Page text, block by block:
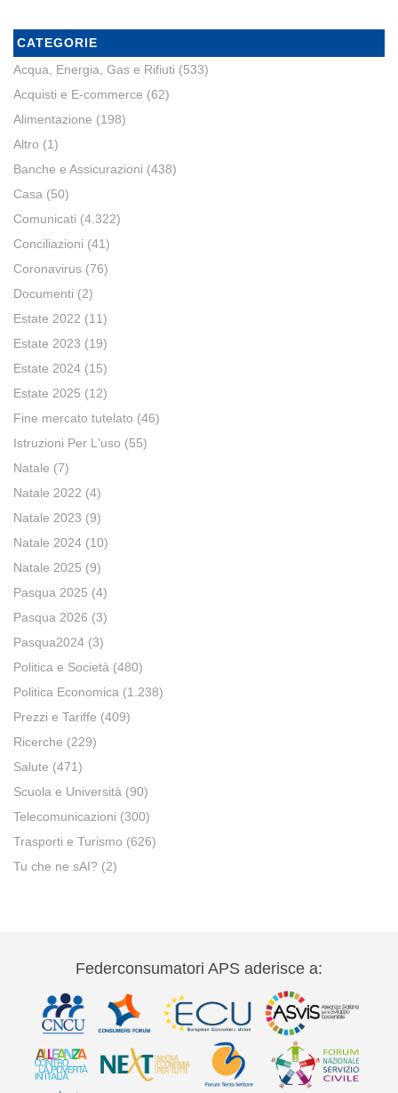
CATEGORIE
Acqua, Energia, Gas e Rifiuti (533)
Acquisti e E-commerce (62)
Alimentazione (198)
Altro (1)
Banche e Assicurazioni (438)
Casa (50)
Comunicati (4.322)
Conciliazioni (41)
Coronavirus (76)
Documenti (2)
Estate 2022 (11)
Estate 2023 (19)
Estate 2024 (15)
Estate 2025 (12)
Fine mercato tutelato (46)
Istruzioni Per L'uso (55)
Natale (7)
Natale 2022 (4)
Natale 2023 (9)
Natale 2024 (10)
Natale 2025 (9)
Pasqua 2025 (4)
Pasqua 2026 (3)
Pasqua2024 (3)
Politica e Società (480)
Politica Economica (1.238)
Prezzi e Tariffe (409)
Ricerche (229)
Salute (471)
Scuola e Università (90)
Telecomunicazioni (300)
Trasporti e Turismo (626)
Tu che ne sAI? (2)
Federconsumatori APS aderisce a: